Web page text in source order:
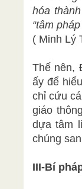
hóa
“tâm
( Minh Lý
Thế nên,
ấy để
chỉ cứu
giáo
dựa tâm
chúng
III-Bí